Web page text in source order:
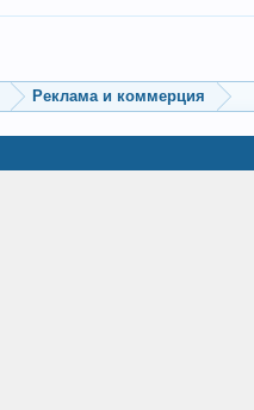
Реклама и коммерция